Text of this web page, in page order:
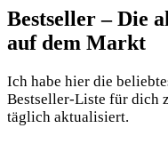
Bestseller – Die
auf dem Markt
Ich habe hier die
Bestseller-Liste für dich
täglich aktualisiert.